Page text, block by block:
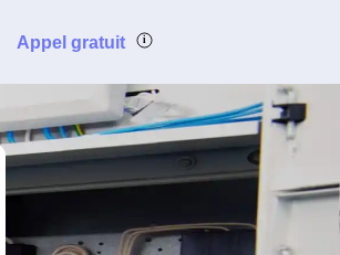
Appel gratuit